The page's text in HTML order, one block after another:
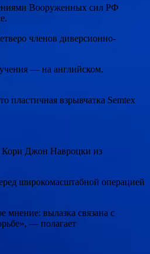
Вооруженных сил РФ
членов диверсионно-
— на английском.
пластичная взрывчатка Semtex
Кори Джон Навроцки из
широкомасштабной операцией
вылазка связана с
— полагает